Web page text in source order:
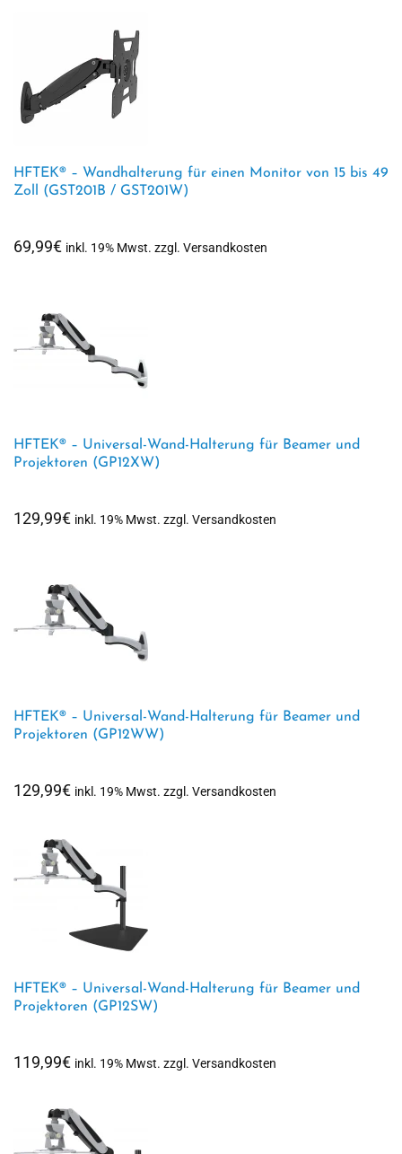
HFTEK® – Wandhalterung für einen Monitor von 15 bis 49
Zoll (GST201B / GST201W)
69,99€ inkl. 19% Mwst. zzgl. Versandkosten
HFTEK® – Universal-Wand-Halterung für Beamer und
Projektoren (GP12XW)
129,99€ inkl. 19% Mwst. zzgl. Versandkosten
HFTEK® – Universal-Wand-Halterung für Beamer und
Projektoren (GP12WW)
129,99€ inkl. 19% Mwst. zzgl. Versandkosten
HFTEK® – Universal-Wand-Halterung für Beamer und
Projektoren (GP12SW)
119,99€ inkl. 19% Mwst. zzgl. Versandkosten